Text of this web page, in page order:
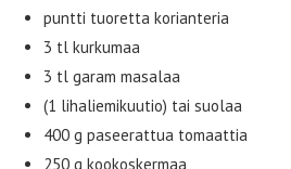
puntti tuoretta korianteria
3 tl kurkumaa
3 tl garam masalaa
(1 lihaliemikuutio) tai suolaa
400 g paseerattua tomaattia
250 g kookoskermaa